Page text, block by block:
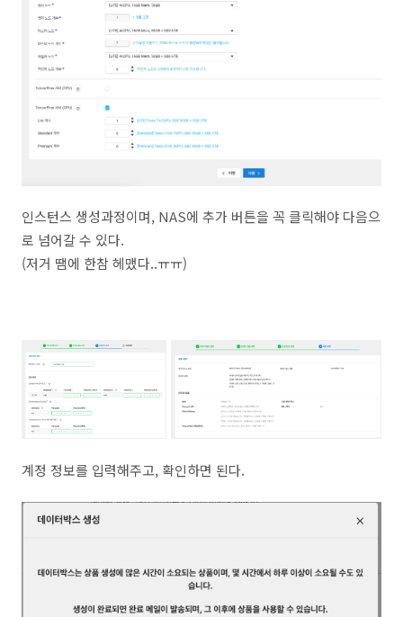
인스턴스 생성과정이며, NAS에 추가 버튼을 꼭 클릭해야 다음으
로 넘어갈 수 있다.
(저거 땜에 한참 헤맸다..ㅠㅠ)
계정 정보를 입력해주고, 확인하면 된다.